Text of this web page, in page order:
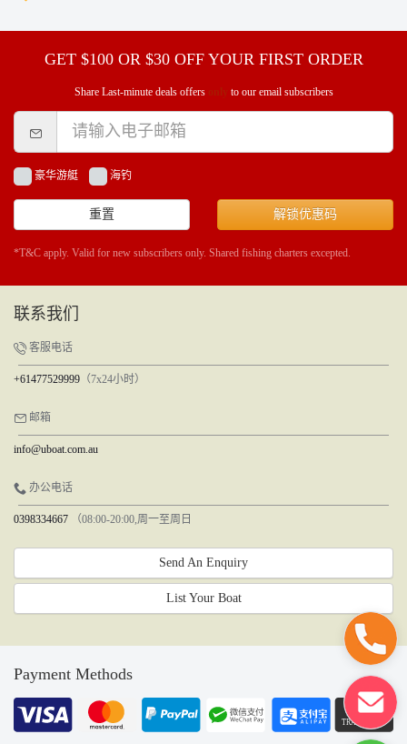
GET $100 OR $30 OFF YOUR FIRST ORDER
Share Last-minute deals offers only to our email subscribers
豪华游艇 海钓
重置 解锁优惠码
*T&C apply. Valid for new subscribers only. Shared fishing charters excepted.
联系我们
客服电话
+61477529999 （7x24小时）
邮箱
info@uboat.com.au
办公电话
0398334667 （08:00-20:00,周一至周日
Send An Enquiry
List Your Boat
Payment Methods